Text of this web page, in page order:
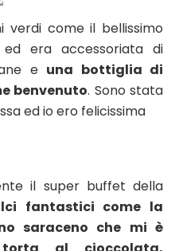
verdi come il bellissimo
era accessoriata di
e una bottiglia di
benvenuto. Sono stata
ed io ero felicissima
il super buffet della
fantastici come la
saraceno che mi è